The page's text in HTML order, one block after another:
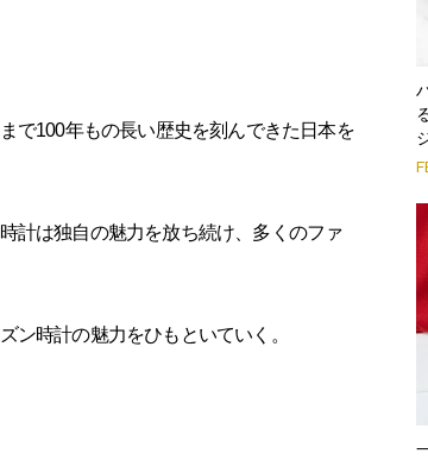
で100年もの長い歴史を刻んできた日本を
計は独自の魅力を放ち続け、多くのファ
ン時計の魅力をひもといていく。